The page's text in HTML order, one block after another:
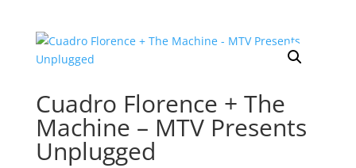
Cuadro Florence + The
Machine – MTV Presents
Unplugged